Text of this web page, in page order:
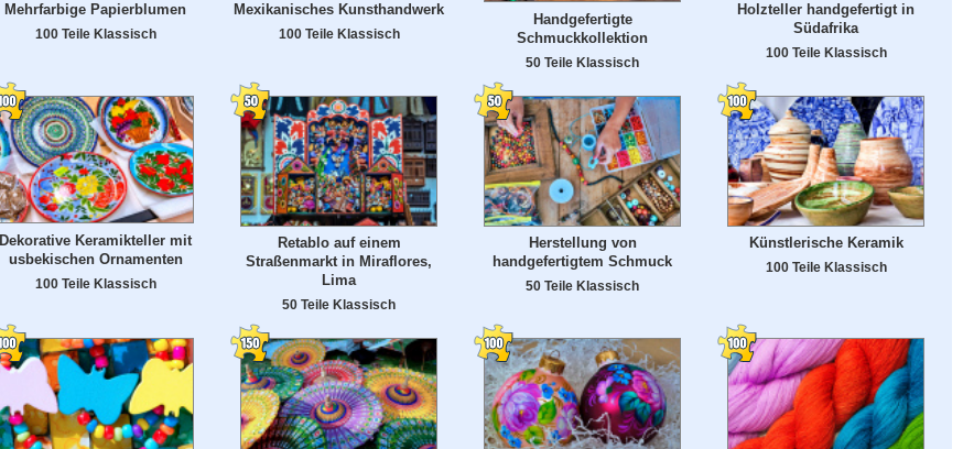
Mehrfarbige Papierblumen
100 Teile Klassisch
Mexikanisches Kunsthandwerk
100 Teile Klassisch
Handgefertigte
Schmuckkollektion
50 Teile Klassisch
Holzteller handgefertigt in
Südafrika
100 Teile Klassisch
Dekorative Keramikteller mit
usbekischen Ornamenten
100 Teile Klassisch
Retablo auf einem
Straßenmarkt in Miraflores,
Lima
50 Teile Klassisch
Herstellung von
handgefertigtem Schmuck
50 Teile Klassisch
Künstlerische Keramik
100 Teile Klassisch